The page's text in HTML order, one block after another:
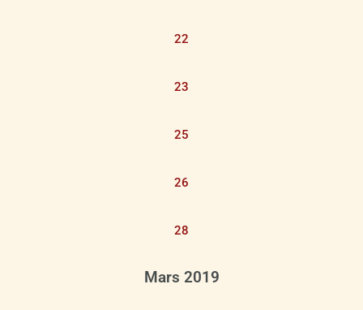
22
23
25
26
28
Mars 2019